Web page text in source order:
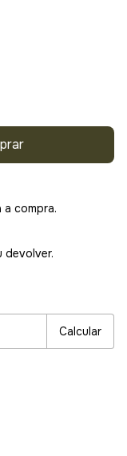
compra.
devolver.
Calcular